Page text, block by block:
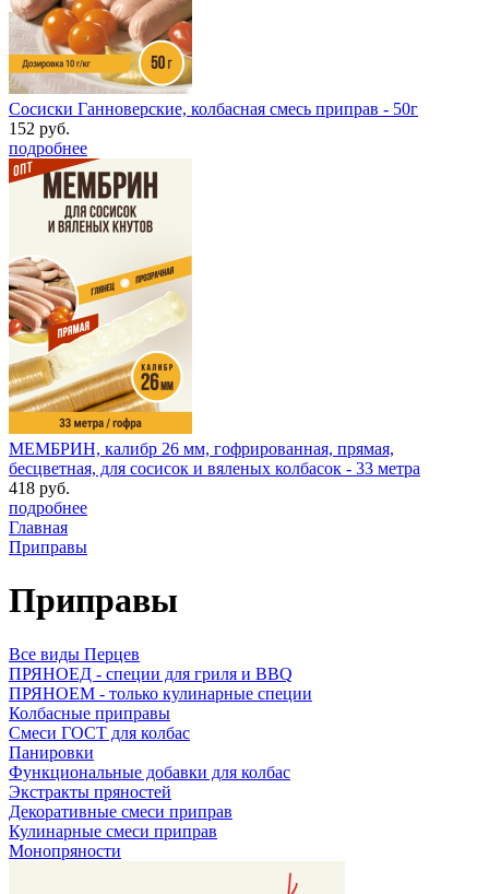
Сосиски Ганноверские, колбасная смесь приправ - 50г
152 руб.
подробнее
МЕМБРИН, калибр 26 мм, гофрированная, прямая,
бесцветная, для сосисок и вяленых колбасок - 33 метра
418 руб.
подробнее
Главная
Приправы
Приправы
Все виды Перцев
ПРЯНОЕД - специи для гриля и BBQ
ПРЯНОЕМ - только кулинарные специи
Колбасные приправы
Смеси ГОСТ для колбас
Панировки
Функциональные добавки для колбас
Экстракты пряностей
Декоративные смеси приправ
Кулинарные смеси приправ
Монопряности